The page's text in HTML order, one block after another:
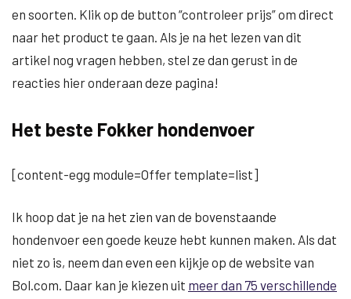
en soorten. Klik op de button “controleer prijs” om direct
naar het product te gaan. Als je na het lezen van dit
artikel nog vragen hebben, stel ze dan gerust in de
reacties hier onderaan deze pagina!
Het beste Fokker hondenvoer
[content-egg module=Offer template=list]
Ik hoop dat je na het zien van de bovenstaande
hondenvoer een goede keuze hebt kunnen maken. Als dat
niet zo is, neem dan even een kijkje op de website van
Bol.com. Daar kan je kiezen uit meer dan 75 verschillende